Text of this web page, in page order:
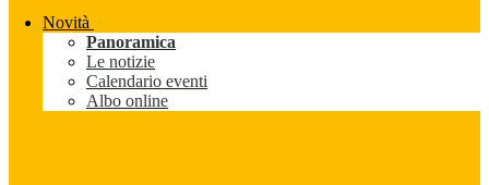
Novità
Panoramica
Le notizie
Calendario eventi
Albo online